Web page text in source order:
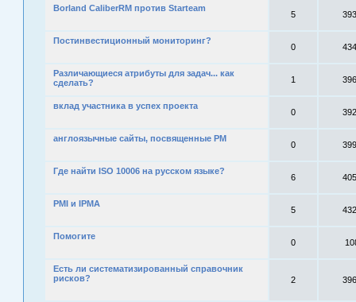
Borland CaliberRM против Starteam
5
Постинвестиционный мониторинг?
0
Различающиеся атрибуты для задач... как
сделать?
1
вклад участника в успех проекта
0
англоязычные сайты, посвященные PM
0
Где найти ISO 10006 на русском языке?
6
PMI и IPMA
5
Помогите
0
Есть ли систематизированный справочник
рисков?
2